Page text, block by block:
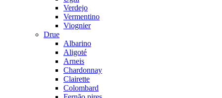
Verdejo
Vermentino
Viognier
Drue
Albarino
Aligoté
Arneis
Chardonnay
Clairette
Colombard